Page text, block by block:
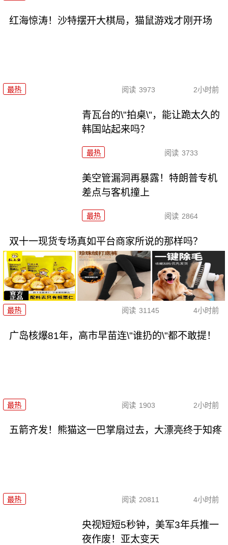
红海惊涛！沙特摆开大棋局，猫鼠游戏才刚开场
最热 阅读 3973 2小时前
青瓦台的\"拍桌\"，能让跪太久的
韩国站起来吗？
最热 阅读 3733
美空管漏洞再暴露！特朗普专机
差点与客机撞上
最热 阅读 2864
双十一现货专场真如平台商家所说的那样吗？
最热 阅读 31145 4小时前
广岛核爆81年，高市早苗连\"谁扔的\"都不敢提！
最热 阅读 1903 2小时前
五箭齐发！熊猫这一巴掌扇过去，大漂亮终于知疼
最热 阅读 20811 4小时前
央视短短5秒钟，美军3年兵推一
夜作废！亚太变天